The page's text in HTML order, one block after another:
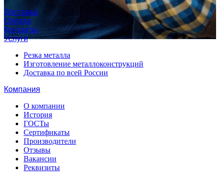
Доставка
Оплата
Контакты
Услуги
Резка металла
Изготовление металлоконструкций
Доставка по всей России
Компания
О компании
История
ГОСТы
Сертификаты
Производители
Отзывы
Вакансии
Реквизиты